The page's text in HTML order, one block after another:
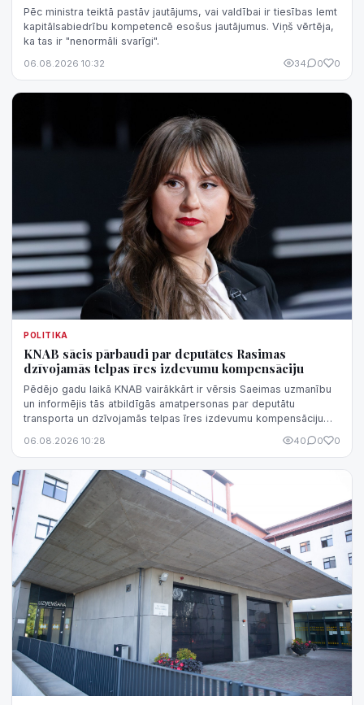
Pēc ministra teiktā pastāv jautājums, vai valdībai ir tiesības lemt
kapitālsabiedrību kompetencē esošus jautājumus. Viņš vērtēja,
ka tas ir "nenormāli svarīgi".
06.08.2026 10:32 34 0 0
POLITIKA
KNAB sācis pārbaudi par deputātes Rasimas
dzīvojamās telpas īres izdevumu kompensāciju
Pēdējo gadu laikā KNAB vairākkārt ir vērsis Saeimas uzmanību
un informējis tās atbildīgās amatpersonas par deputātu
transporta un dzīvojamās telpas īres izdevumu kompensāciju
kompensāciju sistēmu izmantot negodprātīgi.
06.08.2026 10:28 40 0 0